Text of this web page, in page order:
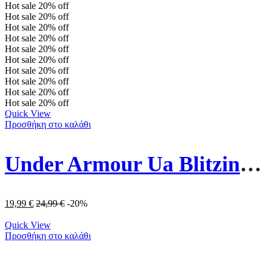
Hot sale 20% off
Hot sale 20% off
Hot sale 20% off
Hot sale 20% off
Hot sale 20% off
Hot sale 20% off
Hot sale 20% off
Hot sale 20% off
Hot sale 20% off
Hot sale 20% off
Quick View
Προσθήκη στο καλάθι
Under Armour Ua Blitzing Καπέλο 1376705-697 Ροζ
19,99 € 24,99€ -20%
Quick View
Προσθήκη στο καλάθι